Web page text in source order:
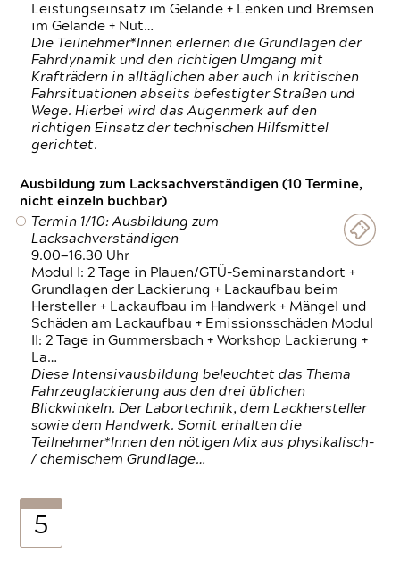
Leistungseinsatz im Gelände + Lenken und Bremsen
im Gelände + Nut…
Die Teilnehmer*Innen erlernen die Grundlagen der
Fahrdynamik und den richtigen Umgang mit
Krafträdern in alltäglichen aber auch in kritischen
Fahrsituationen abseits befestigter Straßen und
Wege. Hierbei wird das Augenmerk auf den
richtigen Einsatz der technischen Hilfsmittel
gerichtet.
Ausbildung zum Lacksachverständigen (10 Termine,
nicht einzeln buchbar)
Termin 1/10: Ausbildung zum
Lacksachverständigen
9.00—16.30 Uhr
Modul I: 2 Tage in Plauen/GTÜ-Seminarstandort +
Grundlagen der Lackierung + Lackaufbau beim
Hersteller + Lackaufbau im Handwerk + Mängel und
Schäden am Lackaufbau + Emissionsschäden Modul
II: 2 Tage in Gummersbach + Workshop Lackierung +
La…
Diese Intensivausbildung beleuchtet das Thema
Fahrzeuglackierung aus den drei üblichen
Blickwinkeln. Der Labortechnik, dem Lackhersteller
sowie dem Handwerk. Somit erhalten die
Teilnehmer*Innen den nötigen Mix aus physikalisch-
/ chemischem Grundlage…
5